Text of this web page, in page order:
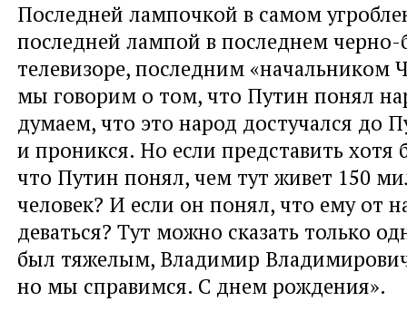
Последней лампочкой в самом
последней лампой в последнем
телевизоре, последним «начальником
мы говорим о том, что Путин понял
думаем, что это народ достучался до
и проникся. Но если представить хотя
что Путин понял, чем тут живет 150
человек? И если он понял, что ему от
деваться? Тут можно сказать только
был тяжелым, Владимир
но мы справимся. С днем рождения».